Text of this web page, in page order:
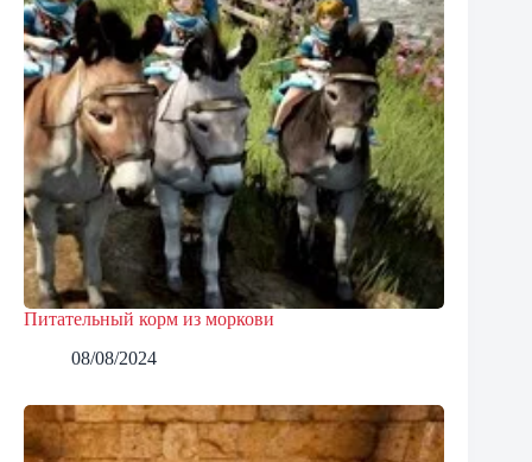
Питательный корм из моркови
08/08/2024